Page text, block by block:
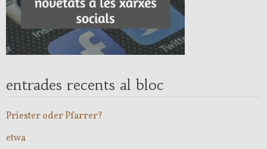
entrades recents al bloc
Priester oder Pfarrer?
etwa